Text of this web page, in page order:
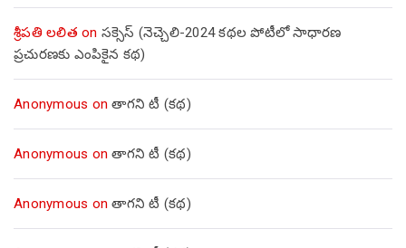
శ్రీపతి లలిత on సక్సెస్ (నెచ్చెలి-2024 కథల పోటీలో సాధారణ
ప్రచురణకు ఎంపికైన కథ)
Anonymous onతాగని టీ (కథ)
Anonymous onతాగని టీ (కథ)
Anonymous onతాగని టీ (కథ)